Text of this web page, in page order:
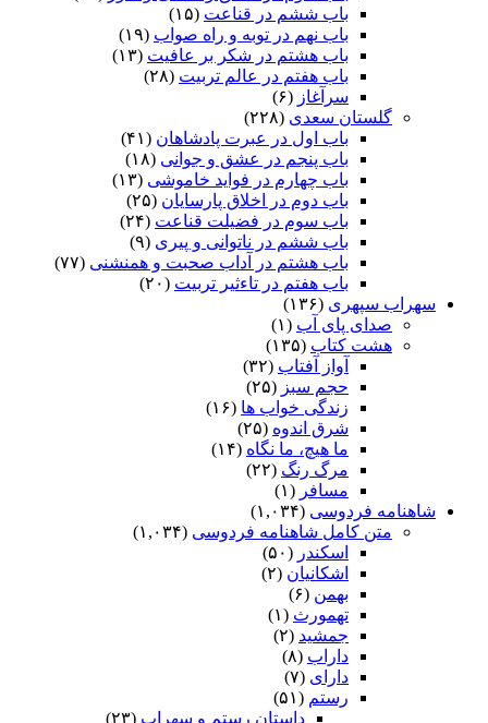
باب ششم در قناعت (۱۵)
باب نهم در توبه و راه صواب (۱۹)
باب هشتم در شکر بر عافیت (۱۳)
باب هفتم در عالم تربیت (۲۸)
سرآغاز (۶)
گلستان سعدی (۲۲۸)
باب اول در عبرت پادشاهان (۴۱)
باب پنجم در عشق و جوانى (۱۸)
باب چهارم در فواید خاموشى (۱۳)
باب دوم در اخلاق پارسایان (۲۵)
باب سوم در فضیلت قناعت (۲۴)
باب ششم در ناتوانى و پیرى (۹)
باب هشتم در آداب صحبت و همنشنى (۷۷)
باب هفتم در تاءثیر تربیت (۲۰)
سهراب سپهری (۱۳۶)
صدای پای آب (۱)
هشت کتاب (۱۳۵)
آواز آفتاب (۳۲)
حجم سبز (۲۵)
زندگی خواب ها (۱۶)
شرق اندوه (۲۵)
ما هیچ، ما نگاه (۱۴)
مرگ رنگ (۲۲)
مسافر (۱)
شاهنامه فردوسی (۱,۰۳۴)
متن کامل شاهنامه فردوسی (۱,۰۳۴)
اسکندر (۵۰)
اشکانیان (۲)
بهمن (۶)
تهمورث (۱)
جمشید (۲)
داراب (۸)
دارای (۷)
رستم (۵۱)
داستان رستم و سهراب (۲۳)